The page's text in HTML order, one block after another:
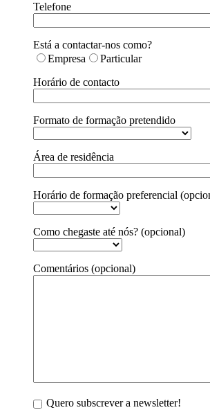
Telefone
Está a contactar-nos como?
Empresa
Particular
Horário de contacto
Formato de formação pretendido
Área de residência
Horário de formação preferencial
Como chegaste até nós? (opcional)
Comentários (opcional)
Quero subscrever a newsletter!